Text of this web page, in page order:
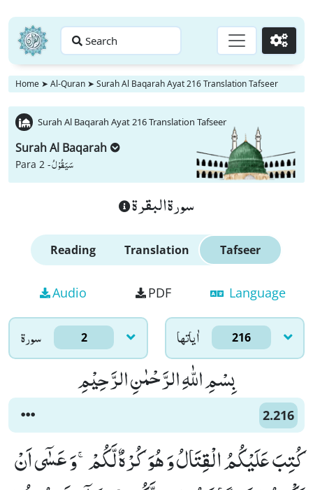
Search Go
Home ➤ Al-Quran ➤ Surah Al Baqarah Ayat 216 Translation Tafseer
Surah Al Baqarah Ayat 216 Translation Tafseer
Surah Al Baqarah
Para 2 -سَیَقُوْلُ
سورة البقرة
Reading Translation Tafseer
Audio PDF Language
سورۃ 2 اٰياتها 216
بِسْمِ اللّٰهِ الرَّحْمٰنِ الرَّحِیْمِ
2.216
كُتِبَ عَلَیْكُمُ الْقِتَالُ وَ هُوَ كُرْهٌ لَّكُمْۚ-وَ عَسٰۤى اَنْ